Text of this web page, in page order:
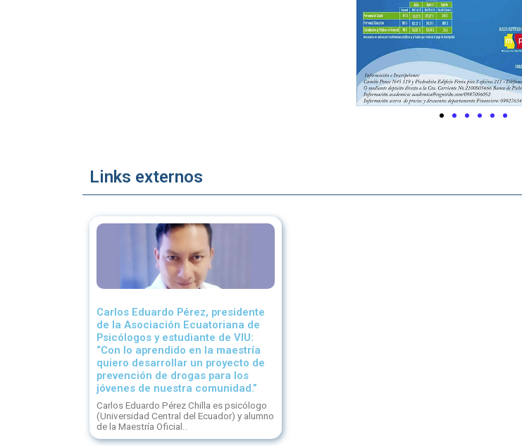
Links externos
Carlos Eduardo Pérez, presidente
de la Asociación Ecuatoriana de
Psicólogos y estudiante de VIU:
“Con lo aprendido en la maestría
quiero desarrollar un proyecto de
prevención de drogas para los
jóvenes de nuestra comunidad.”
Carlos Eduardo Pérez Chilla es psicólogo
(Universidad Central del Ecuador) y alumno
de la Maestría Oficial..